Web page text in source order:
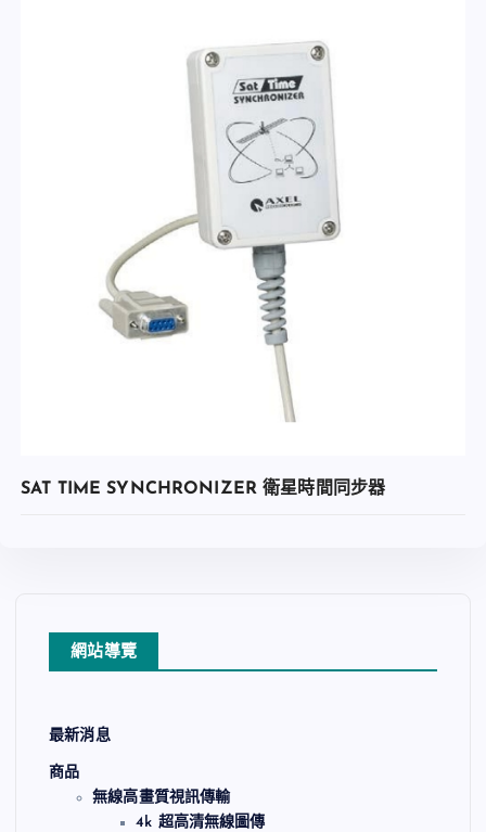
加入收藏
查看內容
SAT TIME SYNCHRONIZER 衛星時間同步器
網站導覽
最新消息
商品
無線高畫質視訊傳輸
4k 超高清無線圖傳